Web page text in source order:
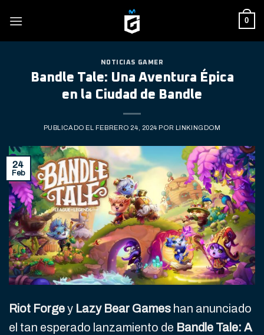
0
NOTICIAS GAMER
Bandle Tale: Una Aventura Épica
en la Ciudad de Bandle
PUBLICADO EL FEBRERO 24, 2024 POR LINKINGDOM
24
Feb
Riot Forgey Lazy Bear Games han anunciado
el tan esperado lanzamiento de Bandle Tale: A